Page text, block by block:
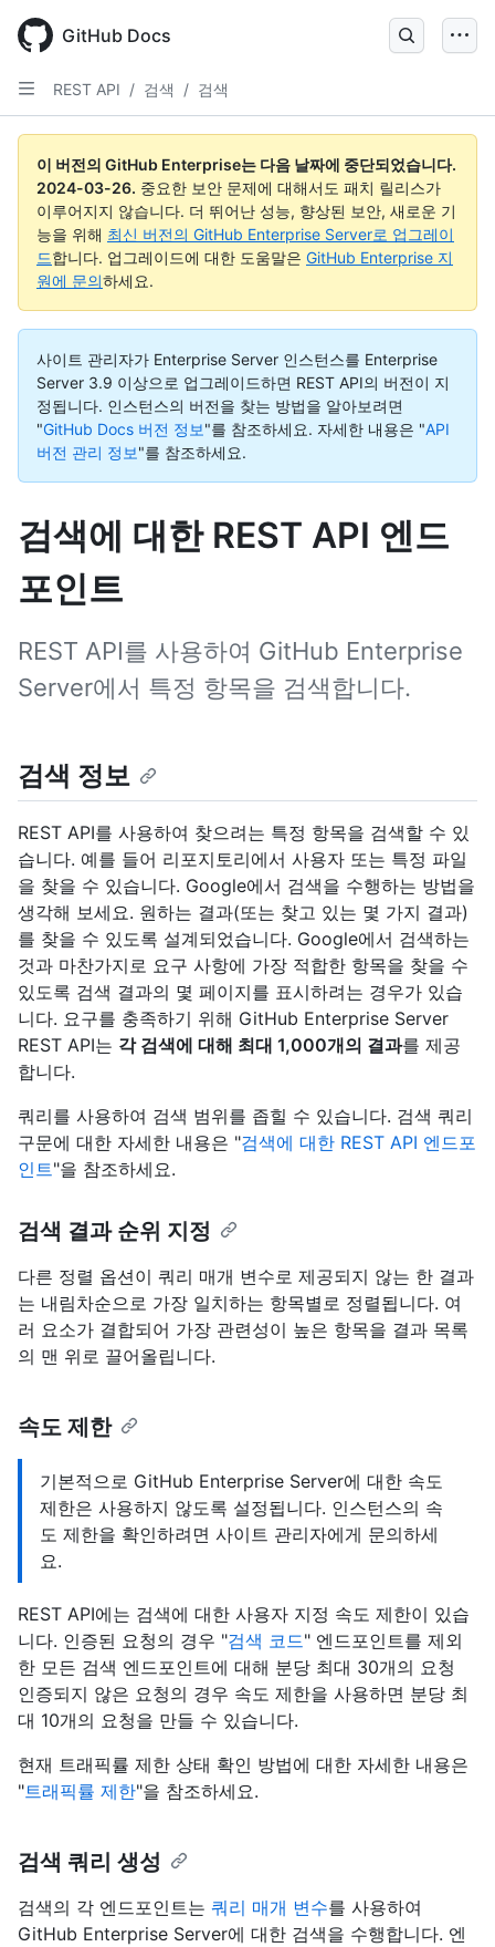
main
content
GitHub Docs
REST API / 검색 / 검색
이 버전의 GitHub Enterprise는 다음 날짜에 중단되었습니다.
2024-03-26. 중요한 보안 문제에 대해서도 패치 릴리스가
이루어지지 않습니다. 더 뛰어난 성능, 향상된 보안, 새로운 기
능을 위해 최신 버전의 GitHub Enterprise Server로 업그레이
드합니다. 업그레이드에 대한 도움말은 GitHub Enterprise 지
원에 문의하세요.
사이트 관리자가 Enterprise Server 인스턴스를 Enterprise
Server 3.9 이상으로 업그레이드하면 REST API의 버전이 지
정됩니다. 인스턴스의 버전을 찾는 방법을 알아보려면
"GitHub Docs 버전 정보"를 참조하세요. 자세한 내용은 "API
버전 관리 정보"를 참조하세요.
검색에 대한 REST API 엔드
포인트
REST API를 사용하여 GitHub Enterprise
Server에서 특정 항목을 검색합니다.
검색 정보
REST API를 사용하여 찾으려는 특정 항목을 검색할 수 있
습니다. 예를 들어 리포지토리에서 사용자 또는 특정 파일
을 찾을 수 있습니다. Google에서 검색을 수행하는 방법을
생각해 보세요. 원하는 결과(또는 찾고 있는 몇 가지 결과)
를 찾을 수 있도록 설계되었습니다. Google에서 검색하는
것과 마찬가지로 요구 사항에 가장 적합한 항목을 찾을 수
있도록 검색 결과의 몇 페이지를 표시하려는 경우가 있습
니다. 요구를 충족하기 위해 GitHub Enterprise Server
REST API는 각 검색에 대해 최대 1,000개의 결과를 제공
합니다.
쿼리를 사용하여 검색 범위를 좁힐 수 있습니다. 검색 쿼리
구문에 대한 자세한 내용은 "검색에 대한 REST API 엔드포
인트"을 참조하세요.
검색 결과 순위 지정
다른 정렬 옵션이 쿼리 매개 변수로 제공되지 않는 한 결과
는 내림차순으로 가장 일치하는 항목별로 정렬됩니다. 여
러 요소가 결합되어 가장 관련성이 높은 항목을 결과 목록
의 맨 위로 끌어올립니다.
속도 제한
기본적으로 GitHub Enterprise Server에 대한 속도
제한은 사용하지 않도록 설정됩니다. 인스턴스의 속
도 제한을 확인하려면 사이트 관리자에게 문의하세
요.
REST API에는 검색에 대한 사용자 지정 속도 제한이 있습
니다. 인증된 요청의 경우 "검색 코드" 엔드포인트를 제외
한 모든 검색 엔드포인트에 대해 분당 최대 30개의 요청
인증되지 않은 요청의 경우 속도 제한을 사용하면 분당 최
대 10개의 요청을 만들 수 있습니다.
현재 트래픽률 제한 상태 확인 방법에 대한 자세한 내용은
"트래픽률 제한"을 참조하세요.
검색 쿼리 생성
검색의 각 엔드포인트는 쿼리 매개 변수를 사용하여
GitHub Enterprise Server에 대한 검색을 수행합니다. 엔